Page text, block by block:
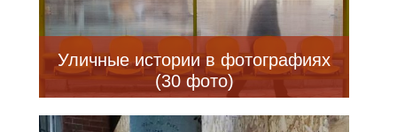
Уличные истории в фотографиях
(30 фото)